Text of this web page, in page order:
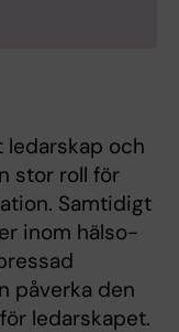
ledarskap och
stor roll för
Samtidigt
inom hälso-
påverka den
ledarskapet.